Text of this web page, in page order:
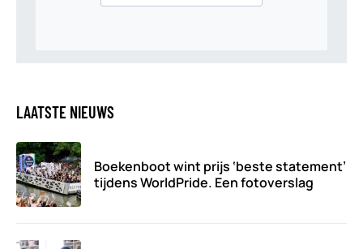
LAATSTE NIEUWS
Boekenboot wint prijs ‘beste statement’
tijdens WorldPride. Een fotoverslag